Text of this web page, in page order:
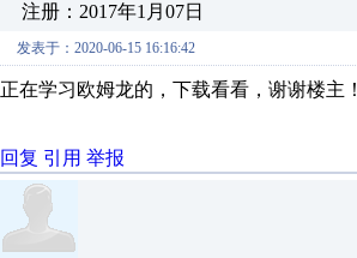
注册：2017年1月07日
发表于：2020-06-15 16:16:42
正在学习欧姆龙的，下载看看，谢谢楼主！
回复 引用 举报